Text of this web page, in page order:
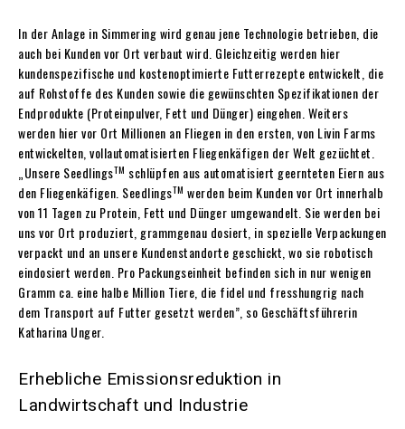
In der Anlage in Simmering wird genau jene Technologie betrieben, die
auch bei Kunden vor Ort verbaut wird. Gleichzeitig werden hier
kundenspezifische und kostenoptimierte Futterrezepte entwickelt, die
auf Rohstoffe des Kunden sowie die gewünschten Spezifikationen der
Endprodukte (Proteinpulver, Fett und Dünger) eingehen. Weiters
werden hier vor Ort Millionen an Fliegen in den ersten, von Livin Farms
entwickelten, vollautomatisierten Fliegenkäfigen der Welt gezüchtet.
„Unsere SeedlingsTM schlüpfen aus automatisiert geernteten Eiern aus
den Fliegenkäfigen. SeedlingsTM werden beim Kunden vor Ort innerhalb
von 11 Tagen zu Protein, Fett und Dünger umgewandelt. Sie werden bei
uns vor Ort produziert, grammgenau dosiert, in spezielle Verpackungen
verpackt und an unsere Kundenstandorte geschickt, wo sie robotisch
eindosiert werden. Pro Packungseinheit befinden sich in nur wenigen
Gramm ca. eine halbe Million Tiere, die fidel und fresshungrig nach
dem Transport auf Futter gesetzt werden”, so Geschäftsführerin
Katharina Unger.
Erhebliche Emissionsreduktion in
Landwirtschaft und Industrie